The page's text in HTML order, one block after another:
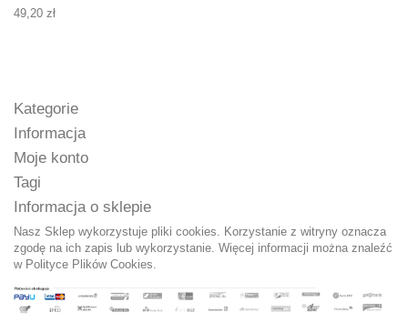
49,20 zł
Kategorie
Informacja
Moje konto
Tagi
Informacja o sklepie
Nasz Sklep wykorzystuje pliki cookies. Korzystanie z witryny oznacza
zgodę na ich zapis lub wykorzystanie. Więcej informacji można znaleźć
w Polityce Plików Cookies.